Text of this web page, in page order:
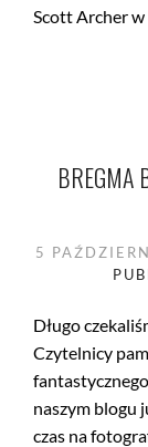
Scott Archer
BREGMA
5
Długo
Czytelnicy
naszym blogu
czas na